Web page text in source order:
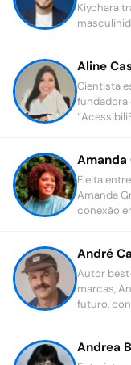
Kiyohara
Aline
Cientista
fundadora
Amanda
Eleita
Amanda
conexão
André
Autor
marcas,
futuro,
Andrea